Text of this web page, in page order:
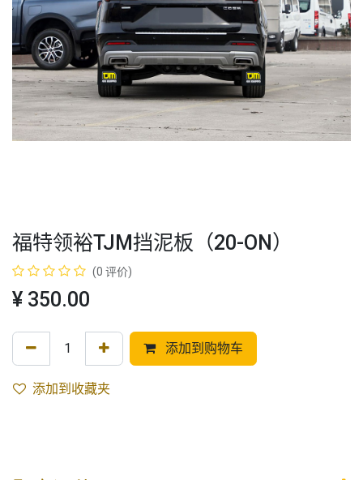
福特领裕TJM挡泥板（20-ON）
(0 评价)
¥ 350.00
添加到购物车
添加到收藏夹